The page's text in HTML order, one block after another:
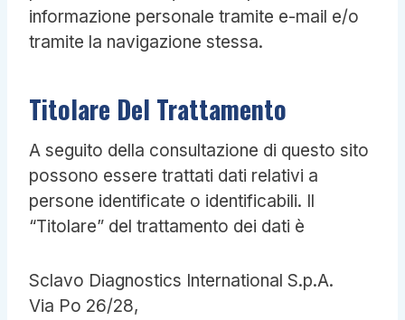
informazione personale tramite e-mail e/o
tramite la navigazione stessa.
Titolare Del Trattamento
A seguito della consultazione di questo sito
possono essere trattati dati relativi a
persone identificate o identificabili. Il
“Titolare” del trattamento dei dati è
Sclavo Diagnostics International S.p.A.
Via Po 26/28,